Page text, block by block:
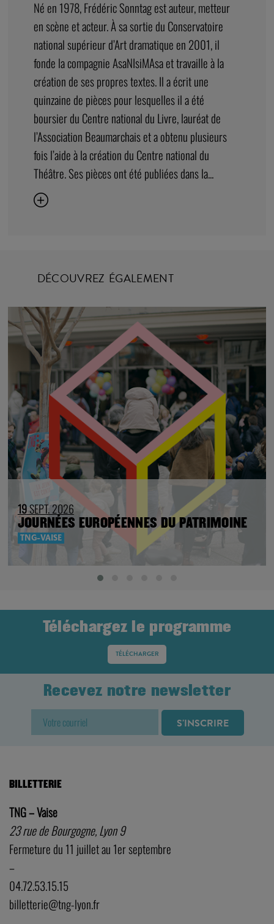
Né en 1978, Frédéric Sonntag est auteur, metteur
en scène et acteur. À sa sortie du Conservatoire
national supérieur d’Art dramatique en 2001, il
fonde la compagnie AsaNIsiMAsa et travaille à la
création de ses propres textes. Il a écrit une
quinzaine de pièces pour lesquelles il a été
boursier du Centre national du Livre, lauréat de
l’Association Beaumarchais et a obtenu plusieurs
fois l’aide à la création du Centre national du
Théâtre. Ses pièces ont été publiées dans la...
DÉCOUVREZ ÉGALEMENT
19SEPT. 2026
JOURNÉES EUROPÉENNES DU PATRIMOINE
TNG-VAISE
Téléchargez le programme
TÉLÉCHARGER
Recevez notre newsletter
BILLETTERIE
TNG – Vaise
23 rue de Bourgogne, Lyon 9
Fermeture du 11 juillet au 1er septembre
–
04.72.53.15.15
billetterie@tng-lyon.fr